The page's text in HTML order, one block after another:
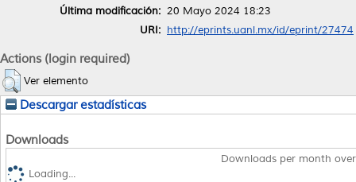
Última modificación: 20 Mayo 2024 18:23
URI: http://eprints.uanl.mx/id/eprint/27474
Actions (login required)
Ver elemento
Descargar estadísticas
Downloads
Downloads per month
Loading...